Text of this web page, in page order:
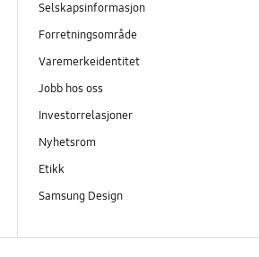
Selskapsinformasjon
Forretningsområde
Varemerkeidentitet
Jobb hos oss
Investorrelasjoner
Nyhetsrom
Etikk
Samsung Design